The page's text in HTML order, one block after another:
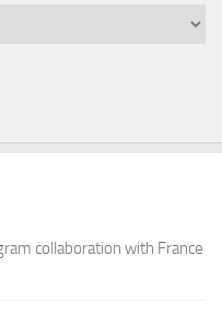
collaboration with France